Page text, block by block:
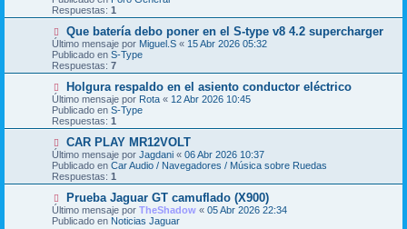
s
a
e
v
o
m
e
n
s
a
e
Respuestas: 1
N
u
e
v
o
m
e
n
s
a
e
Que batería debo poner en el S-type v8 4.2 supercharger
Último mensaje por Miguel.S « 15 Abr 2026 05:32
Publicado en S-Type
Respuestas: 7
N
u
e
v
o
m
e
n
s
a
e
Holgura respaldo en el asiento conductor eléctrico
Último mensaje por Rota « 12 Abr 2026 10:45
Publicado en S-Type
Respuestas: 1
N
u
e
v
o
m
e
n
CAR PLAY MR12VOLT
Último mensaje por Jagdani « 06 Abr 2026 10:37
Publicado en Car Audio / Navegadores / Música sobre Ruedas
Respuestas: 1
N
u
e
Prueba Jaguar GT camuflado (X900)
Último mensaje por TheShadow « 05 Abr 2026 22:34
Publicado en Noticias Jaguar